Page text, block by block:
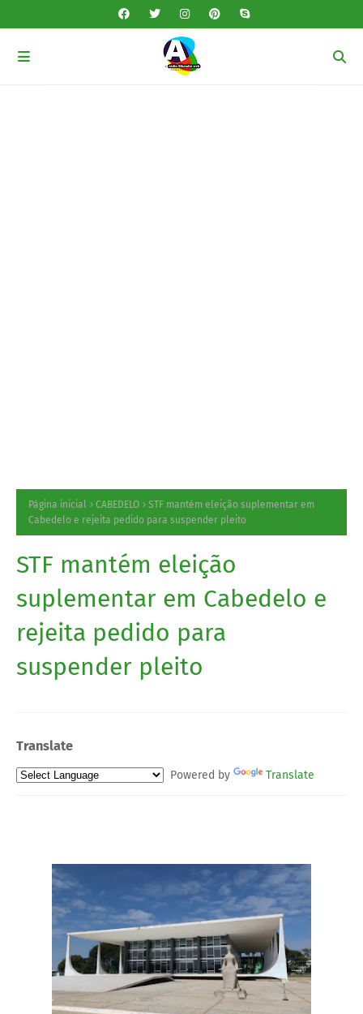
Página inicial CABEDELO
STF mantém eleição suplementar em
Cabedelo e rejeita pedido para suspender pleito
STF mantém eleição
suplementar em Cabedelo e
rejeita pedido para
suspender pleito
Translate
Powered by Translate